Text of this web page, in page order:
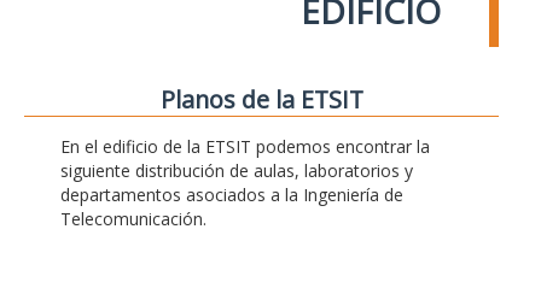
EDIFICIO
Planos de la ETSIT
En el edificio de la ETSIT podemos encontrar la
siguiente distribución de aulas, laboratorios y
departamentos asociados a la Ingeniería de
Telecomunicación.